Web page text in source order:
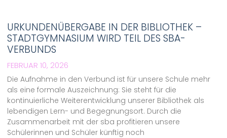
URKUNDENÜBERGABE IN DER BIBLIOTHEK –
STADTGYMNASIUM WIRD TEIL DES SBA-
VERBUNDS
FEBRUAR 10, 2026
Die Aufnahme in den Verbund ist für unsere Schule mehr
als eine formale Auszeichnung: Sie steht für die
kontinuierliche Weiterentwicklung unserer Bibliothek als
lebendigen Lern- und Begegnungsort. Durch die
Zusammenarbeit mit der sba profitieren unsere
Schülerinnen und Schüler künftig noch